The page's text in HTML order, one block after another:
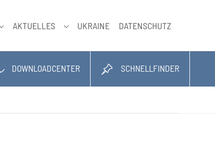
SUBMENU FÜR "ÜBER UNS"
AKTUELLES
SUBMENU FÜR "AKTUELLES"
UKRAINE DATENSCHUTZ
DOWNLOADCENTER SCHNELLFINDER